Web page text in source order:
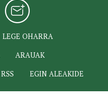
LEGE OHARRA
ARAUAK
RSS EGIN ALEAKIDE